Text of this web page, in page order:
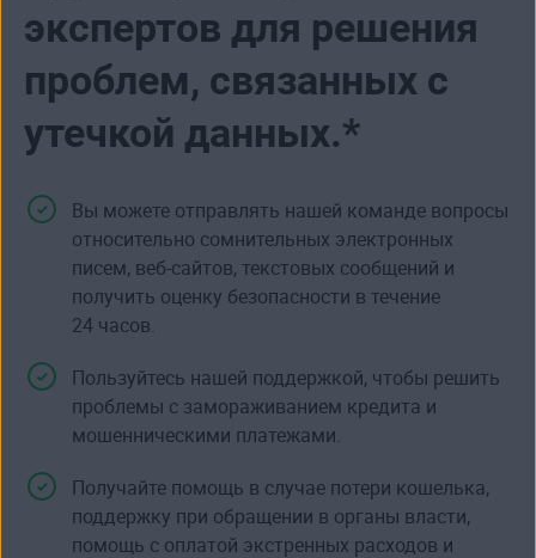
экспертов для решения
проблем, связанных с
утечкой данных.*
Вы можете отправлять нашей команде вопросы
относительно сомнительных электронных
писем, веб-сайтов, текстовых сообщений и
получить оценку безопасности в течение
24 часов.
Пользуйтесь нашей поддержкой, чтобы решить
проблемы с замораживанием кредита и
мошенническими платежами.
Получайте помощь в случае потери кошелька,
поддержку при обращении в органы власти,
помощь с оплатой экстренных расходов и